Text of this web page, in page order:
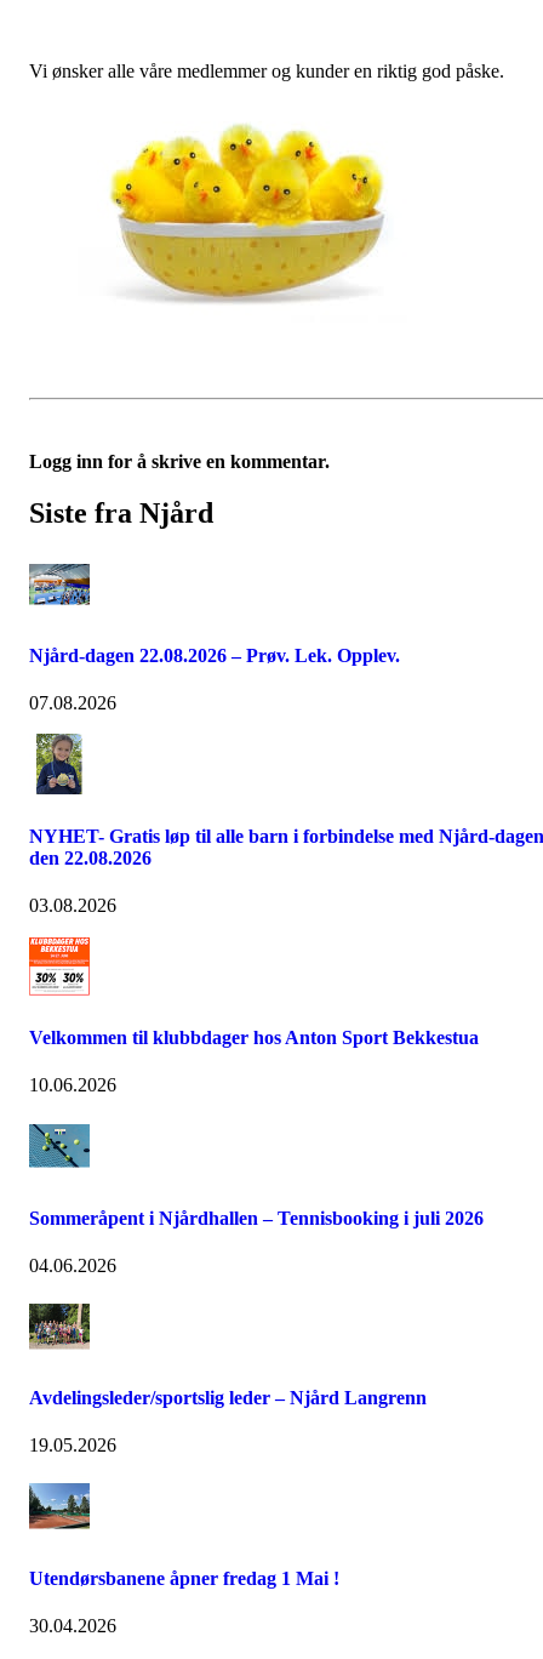
Vi ønsker alle våre medlemmer og kunder en riktig god påske.
Logg inn for å skrive en kommentar.
Siste fra Njård
Njård-dagen 22.08.2026 – Prøv. Lek. Opplev.
07.08.2026
NYHET- Gratis løp til alle barn i forbindelse med Njård-dagen
den 22.08.2026
03.08.2026
Velkommen til klubbdager hos Anton Sport Bekkestua
10.06.2026
Sommeråpent i Njårdhallen – Tennisbooking i juli 2026
04.06.2026
Avdelingsleder/sportslig leder – Njård Langrenn
19.05.2026
Utendørsbanene åpner fredag 1 Mai !
30.04.2026